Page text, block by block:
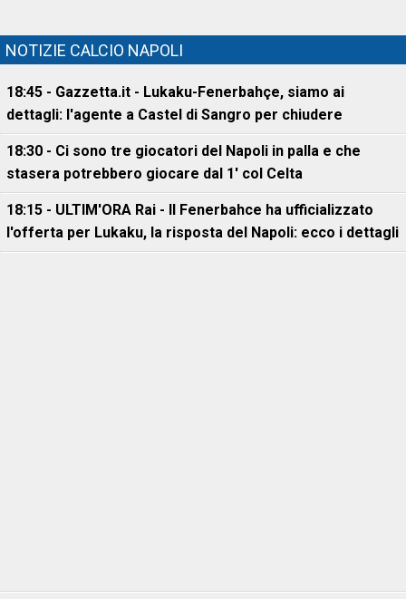
NOTIZIE CALCIO NAPOLI
18:45 - Gazzetta.it - Lukaku-Fenerbahçe, siamo ai
dettagli: l'agente a Castel di Sangro per chiudere
18:30 - Ci sono tre giocatori del Napoli in palla e che
stasera potrebbero giocare dal 1' col Celta
18:15 - ULTIM'ORA Rai - Il Fenerbahce ha ufficializzato
l'offerta per Lukaku, la risposta del Napoli: ecco i dettagli